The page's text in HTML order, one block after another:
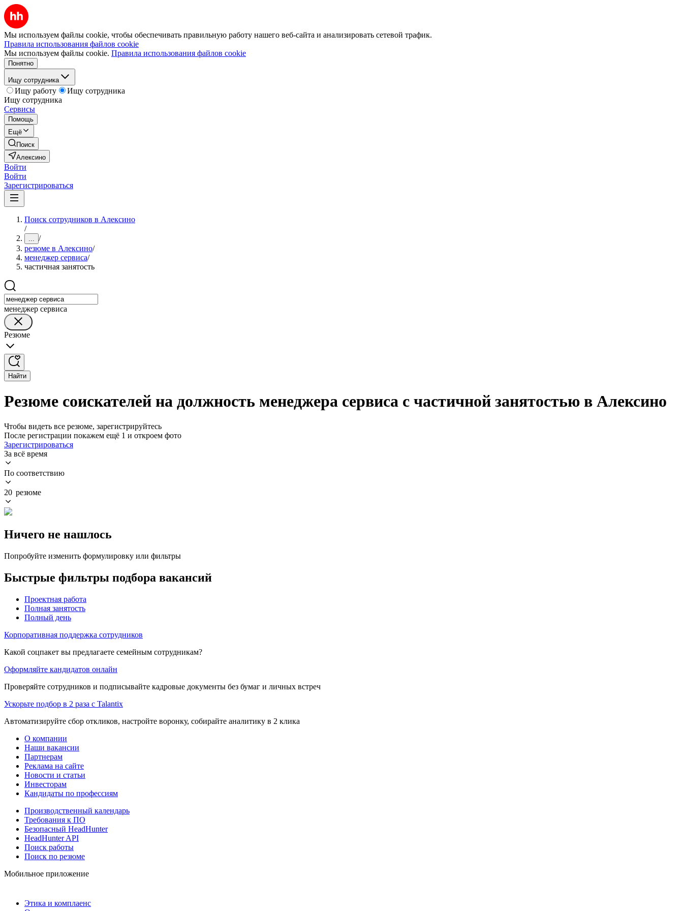
Мы используем файлы cookie, чтобы обеспечивать правильную работу нашего веб-сайта и анализировать сетевой трафик.
Правила использования файлов cookie
Мы используем файлы cookie. Правила использования файлов cookie
Понятно
Ищу сотрудника
Ищу работу
Ищу сотрудника
Ищу сотрудника
Сервисы
Помощь
Ещё
Поиск
Алексино
Войти
Войти
Зарегистрироваться
Поиск сотрудников в Алексино
/
... /
резюме в Алексино/
менеджер сервиса/
частичная занятость
менеджер сервиса
Резюме
Найти
Резюме соискателей на должность менеджера сервиса с частичной занятостью в Алексино
Чтобы видеть все резюме, зарегистрируйтесь
После регистрации покажем ещё 1 и откроем фото
Зарегистрироваться
За всё время
По соответствию
20 резюме
Ничего не нашлось
Попробуйте изменить формулировку или фильтры
Быстрые фильтры подбора вакансий
Проектная работа
Полная занятость
Полный день
Корпоративная поддержка сотрудников
Какой соцпакет вы предлагаете семейным сотрудникам?
Оформляйте кандидатов онлайн
Проверяйте сотрудников и подписывайте кадровые документы без бумаг и личных встреч
Ускорьте подбор в 2 раза с Talantix
Автоматизируйте сбор откликов, настройте воронку, собирайте аналитику в 2 клика
О компании
Наши вакансии
Партнерам
Реклама на сайте
Новости и статьи
Инвесторам
Кандидаты по профессиям
Производственный календарь
Требования к ПО
Безопасный HeadHunter
HeadHunter API
Поиск работы
Поиск по резюме
Мобильное приложение
Этика и комплаенс